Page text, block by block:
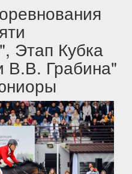
Этап Кубка
В.В. Грабина"